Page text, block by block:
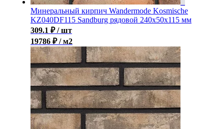
Минеральный кирпич Wandermode Kosmische
KZ040DF115 Sandburg рядовой 240x50x115 мм
309.1 ₽ / шт
19786 ₽ / м2